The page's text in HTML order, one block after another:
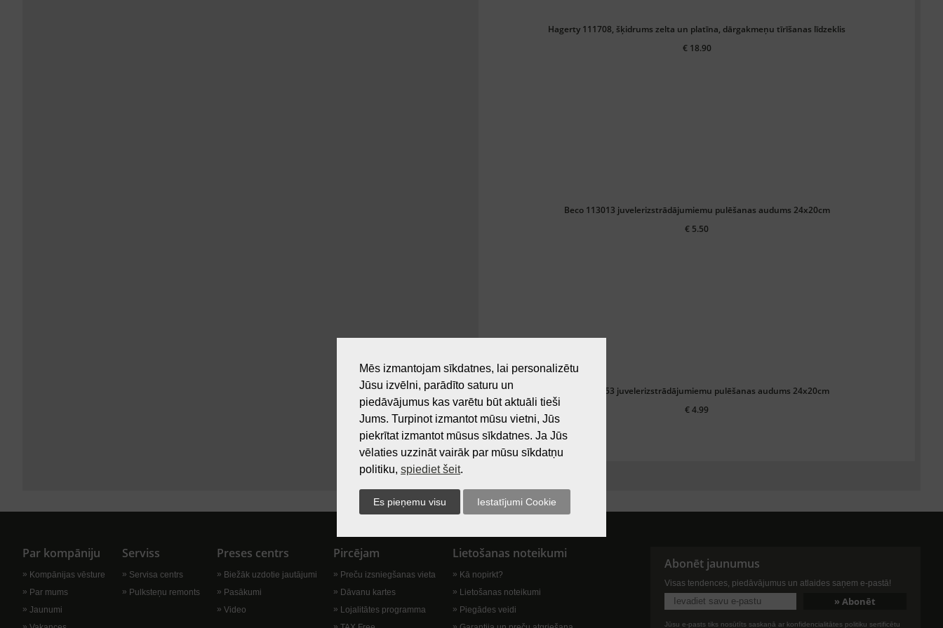
Hagerty 111708, šķidrums zelta un platīna, dārgakmeņu tīrīšanas līdzeklis
€ 18.90
Beco 113013 juvelerizstrādājumiemu pulēšanas audums 24x20cm
€ 5.50
Silbo 142053 juvelerizstrādājumiemu pulēšanas audums 24x20cm
€ 4.99
Par kompāniju
Kompānijas vēsture
Par mums
Jaunumi
Serviss
Servisa centrs
Pulksteņu remonts
Preses centrs
Biežāk uzdotie jautājumi
Pasākumi
Video
Pircējam
Preču izsniegšanas vieta
Dāvanu kartes
Lojalitātes programma
Lietošanas noteikumi
Kā nopirkt?
Lietošanas noteikumi
Piegādes veidi
Abonēt jaunumus
Visas tendences, piedāvājumus un atlaides saņem e-pastā!
Jūsu e-pasts tiks nosūtīts saskaņā ar konfidencialitātes politiku sertificētu
Mēs izmantojam sīkdatnes, lai personalizētu
Jūsu izvēlni, parādīto saturu un
piedāvājumus kas varētu būt aktuāli tieši
Jums. Turpinot izmantot mūsu vietni, Jūs
piekrītat izmantot mūsus sīkdatnes. Ja Jūs
vēlaties uzzināt vairāk par mūsu sīkdatņu
politiku, spiediet šeit.